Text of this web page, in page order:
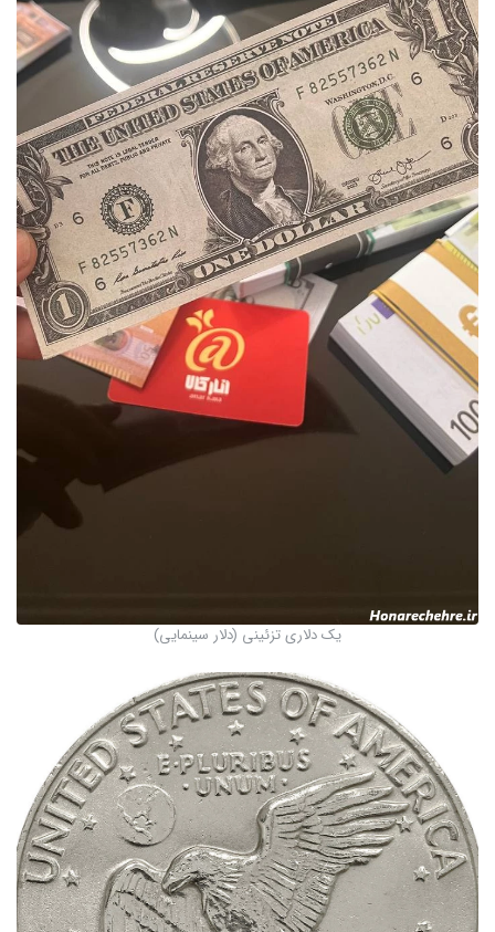
یک دلاری تزئینی (دلار سینمایی)